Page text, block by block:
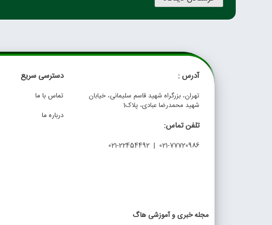
آدرس :
تهران، بزرگراه شهید قاسم سلیمانی، خیابان
شهید محمدرضا عبادی، پلاک1
تلفن تماس:
021-77720986 | 021-22454492
دسترسی سریع
تماس با ما
درباره ما
مجله خبری و آموزشی هاگ